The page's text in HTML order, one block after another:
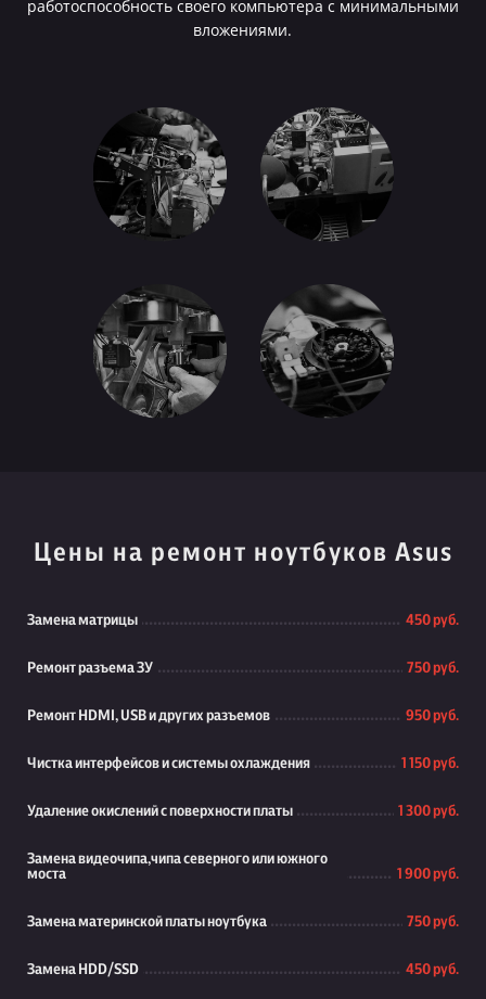
работоспособность своего компьютера с минимальными
вложениями.
Цены на ремонт ноутбуков Asus
Замена матрицы 450 руб.
Ремонт разъема ЗУ 750 руб.
Ремонт HDMI, USB и других разъемов 950 руб.
Чистка интерфейсов и системы охлаждения 1 150 руб.
Удаление окислений с поверхности платы 1 300 руб.
Замена видеочипа,чипа северного или южного
моста
1 900 руб.
Замена материнской платы ноутбука 750 руб.
Замена HDD/SSD 450 руб.